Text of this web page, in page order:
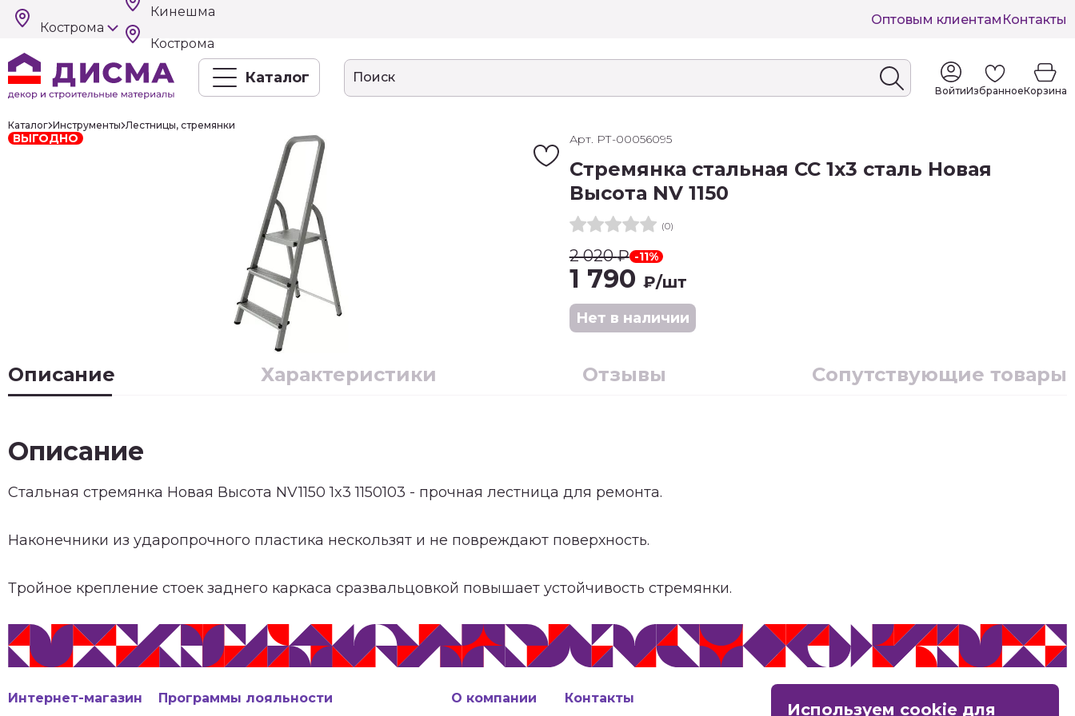
Кострома
Кинешма
Кострома
Оптовым клиентам Контакты
Каталог
ВойтиИзбранноеКорзина
Каталог Инструменты Лестницы, стремянки
ВЫГОДНО Арт. РТ-00056095
Стремянка стальная СС 1х3 сталь Новая
Высота NV 1150
(0)
2 020₽ -11%
1 790 ₽/шт
Нет в наличии
Описание Характеристики Отзывы Сопутствующие товары
Описание
Стальная стремянка Новая Высота NV1150 1x3 1150103 - прочная лестница для ремонта.
Наконечники из ударопрочного пластика нескользят и не повреждают поверхность.
Тройное крепление стоек заднего каркаса сразвальцовкой повышает устойчивость стремянки.
Интернет-магазин
Программы лояльности
О компании
Контакты
Используем cookie для